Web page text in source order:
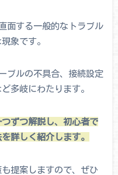
面する一般的なトラブル
象です。
ブルの不具合、接続設定
多岐にわたります。
ずつ解説し、初心者で
詳しく紹介します。
提案しますので、ぜひ